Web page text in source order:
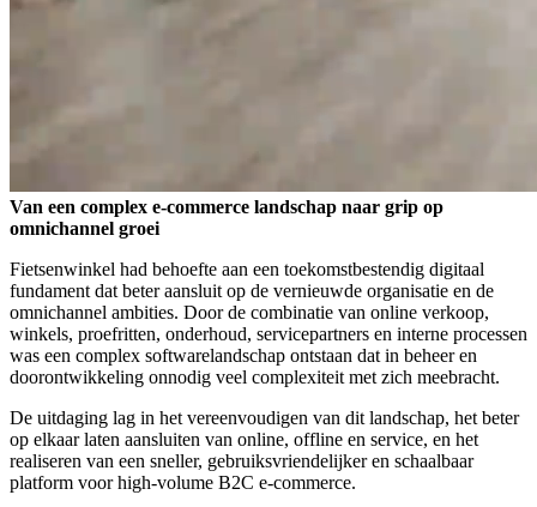
Van een complex e-commerce landschap naar grip op
omnichannel groei
Fietsenwinkel had behoefte aan een toekomstbestendig digitaal
fundament dat beter aansluit op de vernieuwde organisatie en de
omnichannel ambities. Door de combinatie van online verkoop,
winkels, proefritten, onderhoud, servicepartners en interne processen
was een complex softwarelandschap ontstaan dat in beheer en
doorontwikkeling onnodig veel complexiteit met zich meebracht.
De uitdaging lag in het vereenvoudigen van dit landschap, het beter
op elkaar laten aansluiten van online, offline en service, en het
realiseren van een sneller, gebruiksvriendelijker en schaalbaar
platform voor high-volume B2C e-commerce.